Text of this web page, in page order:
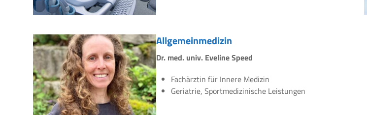
Allgemeinmedizin
Dr. med. univ. Eveline Speed
Fachärztin für Innere Medizin
Geriatrie, Sportmedizinische Leistungen